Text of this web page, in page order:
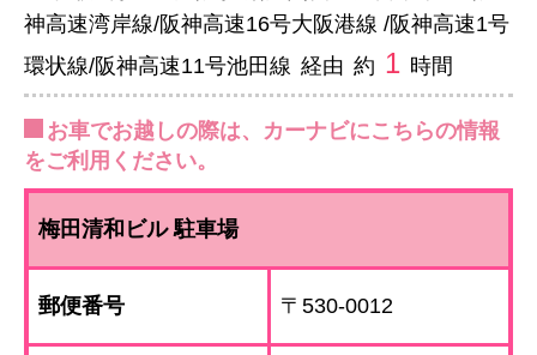
神高速湾岸線/阪神高速16号大阪港線 /阪神高速1号
環状線/阪神高速11号池田線 経由 約 1 時間
お車でお越しの際は、カーナビにこちらの情報
をご利用ください。
梅田清和ビル 駐車場
郵便番号 〒530-0012